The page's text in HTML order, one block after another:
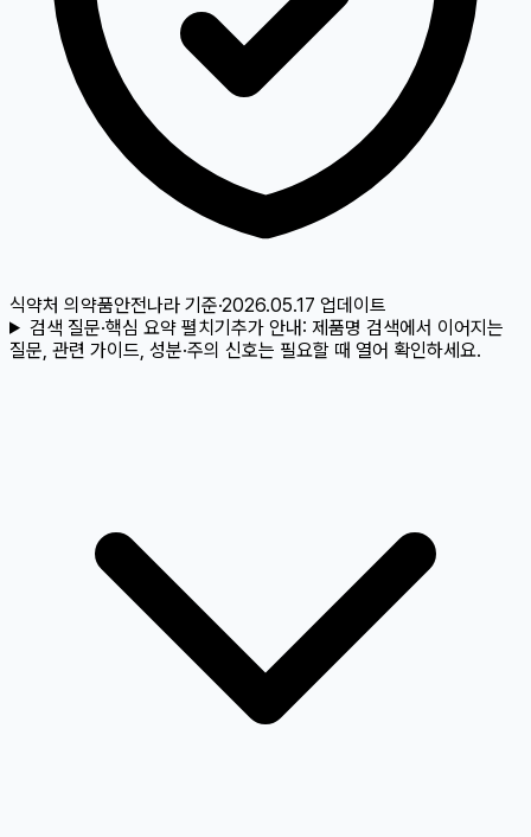
식약처 의약품안전나라 기준·2026.05.17 업데이트
검색 질문·핵심 요약 펼치기추가 안내: 제품명 검색에서 이어지는
질문, 관련 가이드, 성분·주의 신호는 필요할 때 열어 확인하세요.